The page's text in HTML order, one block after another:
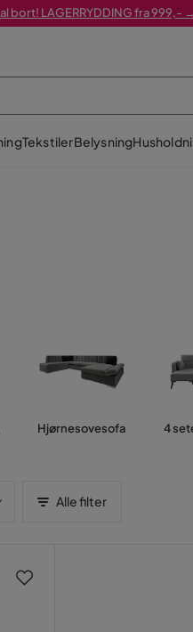
bort! LAGERRYDDING fra 999,- →
TekstilerBelysning
Hjørnesovesofa 4
Alle filter